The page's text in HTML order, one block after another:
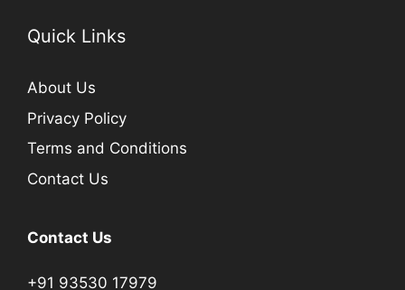
Quick Links
About Us
Privacy Policy
Terms and Conditions
Contact Us
Contact Us
+91 93530 17979